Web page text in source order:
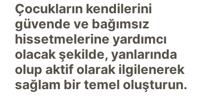
Çocukların kendilerini
güvende ve bağımsız
hissetmelerine yardımcı
olacak şekilde, yanlarında
olup aktif olarak ilgilenerek
sağlam bir temel oluşturun.